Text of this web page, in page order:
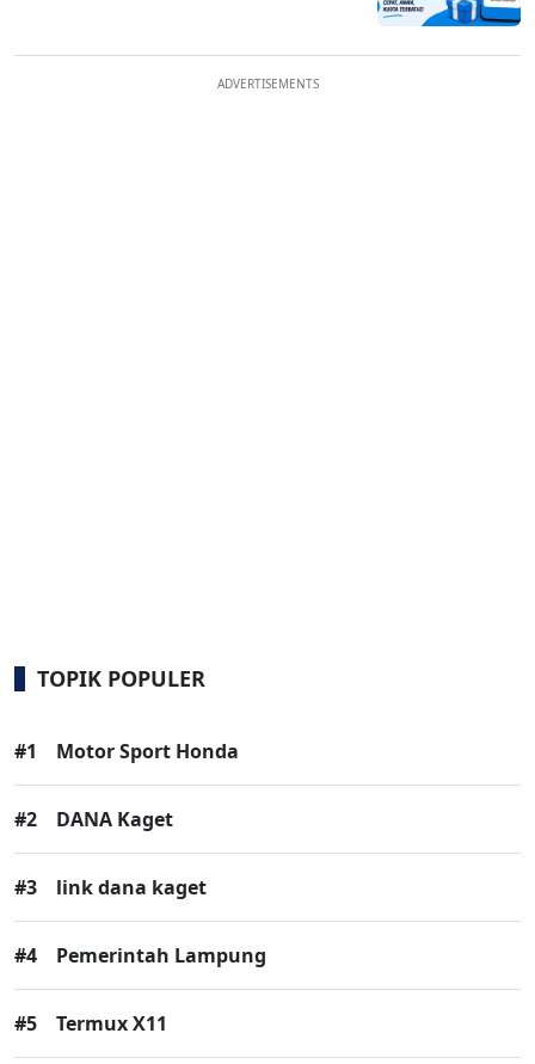
ADVERTISEMENTS
TOPIK POPULER
#1 Motor Sport Honda
#2 DANA Kaget
#3 link dana kaget
#4 Pemerintah Lampung
#5 Termux X11